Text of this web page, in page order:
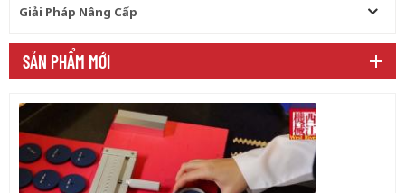
Giải Pháp Nâng Cấp
SẢN PHẨM MỚI